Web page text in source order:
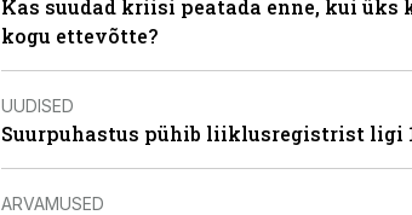
Kas suudad kriisi peatada enne, kui üks
kogu ettevõtte?
UUDISED
Suurpuhastus pühib liiklusregistrist ligi
ARVAMUSED